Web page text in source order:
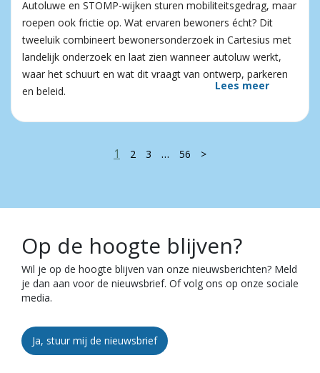
Autoluwe en STOMP-wijken sturen mobiliteitsgedrag, maar
roepen ook frictie op. Wat ervaren bewoners écht? Dit
tweeluik combineert bewonersonderzoek in Cartesius met
landelijk onderzoek en laat zien wanneer autoluw werkt,
waar het schuurt en wat dit vraagt van ontwerp, parkeren
en beleid.
Lees meer
1 2 3 … 56 >
Op de hoogte blijven?
Wil je op de hoogte blijven van onze nieuwsberichten? Meld
je dan aan voor de nieuwsbrief. Of volg ons op onze sociale
media.
Ja, stuur mij de nieuwsbrief